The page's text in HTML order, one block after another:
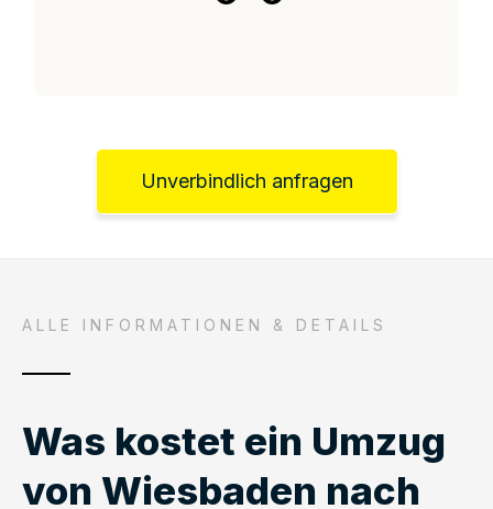
Unverbindlich anfragen
ALLE INFORMATIONEN & DETAILS
Was kostet ein Umzug
von Wiesbaden nach